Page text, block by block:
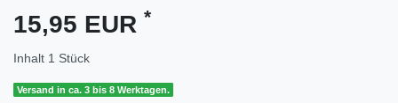
15,95 EUR *
Inhalt 1 Stück
Versand in ca. 3 bis 8 Werktagen.